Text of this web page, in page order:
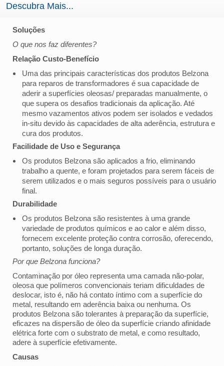
Descubra Mais...
Soluções
O que nos faz diferentes?
Relação Custo-Benefício
Uma das principais características dos produtos Belzona
para reparos de transformadores é sua capacidade de
aderir a superfícies oleosas/ preparadas manualmente, o
que supera os desafios tradicionais da aplicação. Até
mesmo vazamentos ativos podem ser isolados e vedados
in-situ devido às capacidades de alta aderência, estrutura e
cura dos produtos.
Facilidade de Uso e Segurança
Os produtos Belzona são aplicados a frio, eliminando
trabalho a quente, e foram projetados para serem fáceis de
serem utilizados e o mais seguros possíveis para o usuário
final.
Durabilidade
Os produtos Belzona são resistentes à uma grande
variedade de produtos químicos e ao calor e além disso,
fornecem excelente proteção contra corrosão, oferecendo,
portanto, soluções de longa duração.
Por que Belzona funciona?
Contaminação por óleo representa uma camada não-polar,
oleosa que polímeros convencionais teriam dificuldades de
deslocar, isto é, não há contato íntimo com a superfície do
metal, resultando em aderência baixa ou nenhuma. Os
produtos Belzona são tolerantes à preparação da superfície,
eficazes na dispersão de óleo da superfície criando afinidade
elétrica forte com o substrato de metal, e como resultado,
adere à superfície efetivamente.
Causas